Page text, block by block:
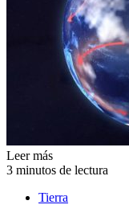
Leer más
3 minutos de lectura
Tierra